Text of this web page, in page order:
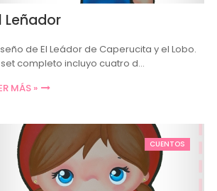
Leñador
de El Leádor de Caperucita y el Lobo.
set completo incluyo cuatro d…
MÁS »
CUENTOS